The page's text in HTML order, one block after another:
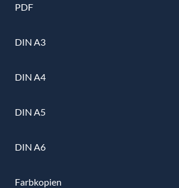
PDF
DIN A3
DIN A4
DIN A5
DIN A6
Farbkopien